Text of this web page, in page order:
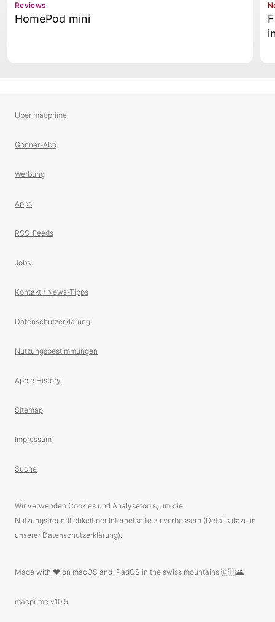
Reviews
HomePod mini
Über macprime
Gönner-Abo
Werbung
Apps
RSS-Feeds
Jobs
Kontakt / News-Tipps
Datenschutzerklärung
Nutzungsbestimmungen
Apple History
Sitemap
Impressum
Suche
Wir verwenden Cookies und Analysetools, um die
Nutzungsfreundlichkeit der Internetseite zu verbessern (Details dazu in
unserer Datenschutzerklärung).
Made with ❤️ on macOS and iPadOS in the swiss mountains 🇨🇭🏔
macprime v10.5